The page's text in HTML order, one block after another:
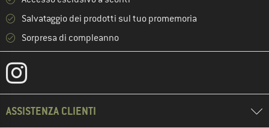
Salvataggio dei prodotti sul tuo promemoria
Sorpresa di compleanno
ASSISTENZA CLIENTI